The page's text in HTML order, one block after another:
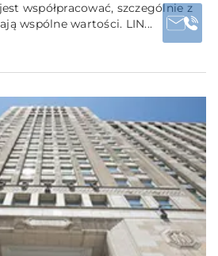
współpracować, szczególnie z
wspólne wartości. LIN...